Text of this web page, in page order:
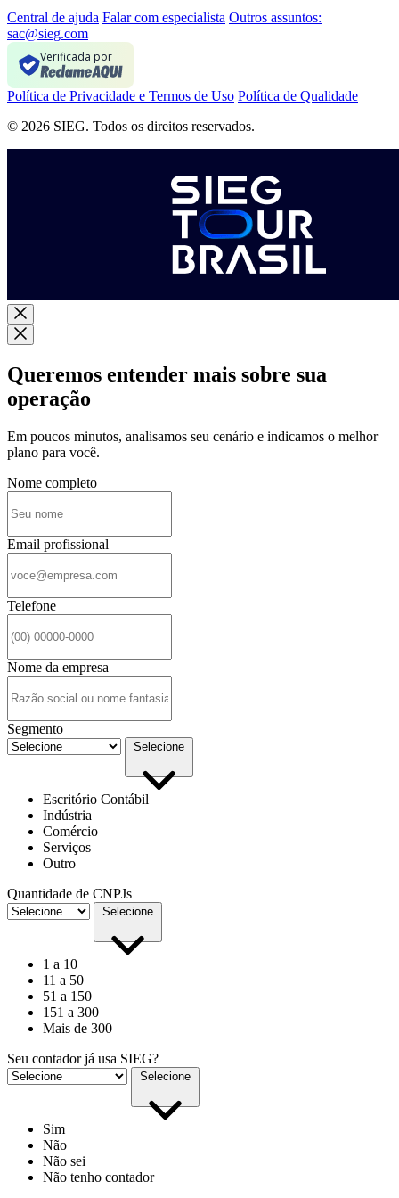
Central de ajuda Falar com especialista Outros assuntos:
sac@sieg.com
Verificada por
Política de Privacidade e Termos de Uso Política de Qualidade
© 2026 SIEG. Todos os direitos reservados.
Queremos entender mais sobre sua
operação
Em poucos minutos, analisamos seu cenário e indicamos o melhor
plano para você.
Nome completo
Email profissional
Telefone
Nome da empresa
Segmento
Selecione
Escritório Contábil
Indústria
Comércio
Serviços
Outro
Quantidade de CNPJs
Selecione
1 a 10
11 a 50
51 a 150
151 a 300
Mais de 300
Seu contador já usa SIEG?
Selecione
Sim
Não
Não sei
Não tenho contador